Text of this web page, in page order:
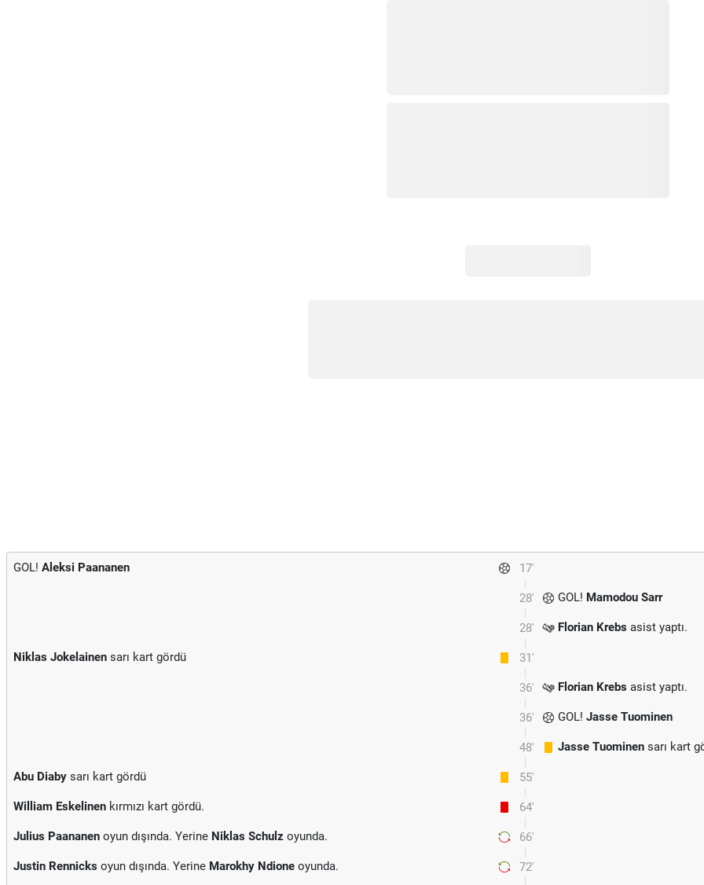
17'
GOL! Aleksi Paananen
28' GOL! Mamodou Sarr
28' Florian Krebs asist yaptı.
31'
Niklas Jokelainen sarı kart gördü
36' Florian Krebs asist yaptı.
36' GOL! Jasse Tuominen
48' Jasse Tuominen sarı kart
55'
Abu Diaby sarı kart gördü
64'
William Eskelinen kırmızı kart gördü.
66'
Julius Paananen oyun dışında. Yerine Niklas Schulz oyunda.
72'
Justin Rennicks oyun dışında. Yerine Marokhy Ndione oyunda.